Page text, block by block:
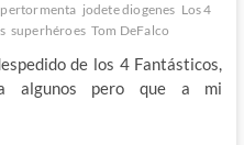
jodete diogenes Los 4
superhéroes Tom DeFalco
de los 4 Fantásticos,
algunos pero que a mi